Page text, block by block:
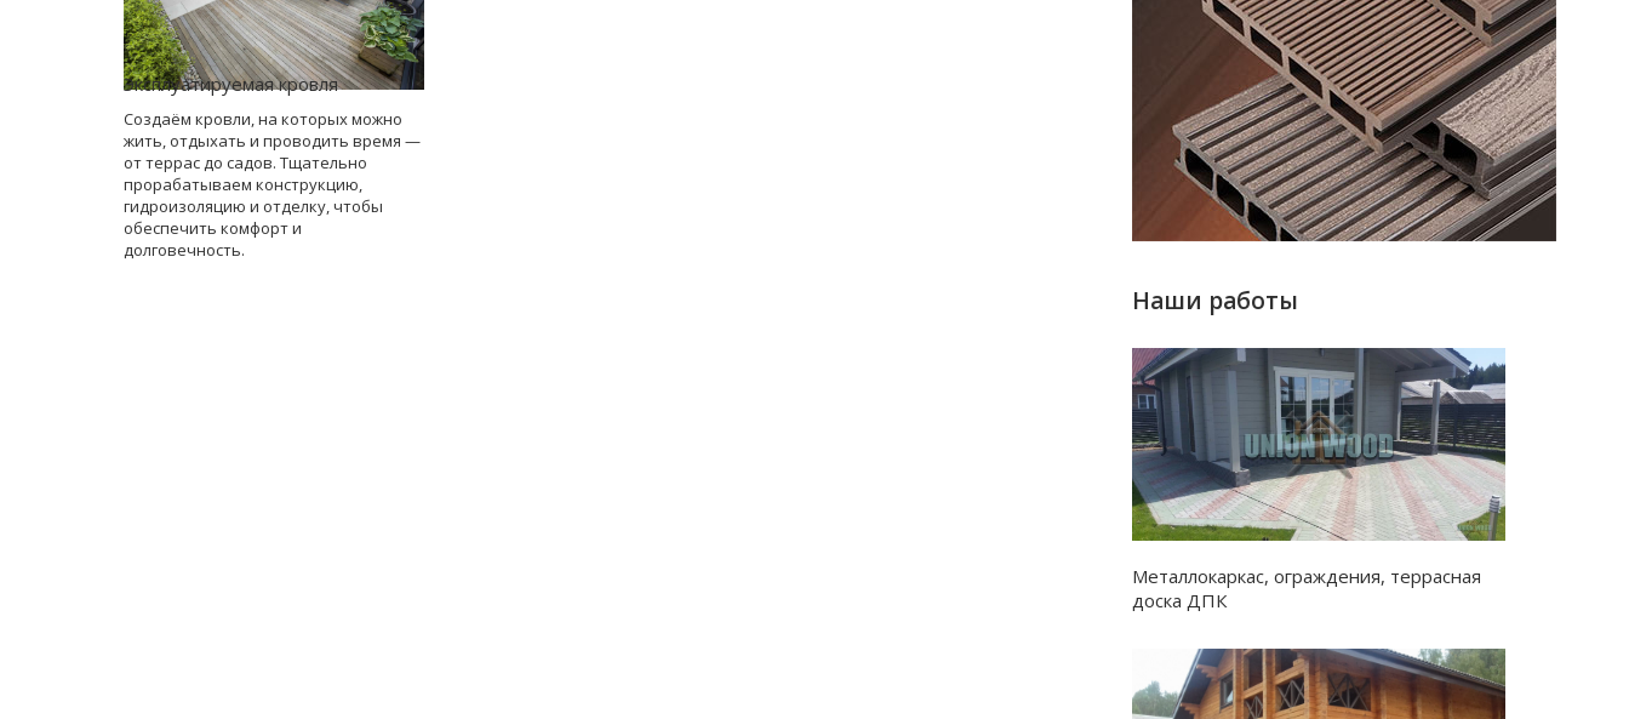
Эксплуатируемая кровля
Создаём кровли, на которых можно
жить, отдыхать и проводить время —
от террас до садов. Тщательно
прорабатываем конструкцию,
гидроизоляцию и отделку, чтобы
обеспечить комфорт и
долговечность.
Наши работы
Металлокаркас, ограждения, террасная
доска ДПК